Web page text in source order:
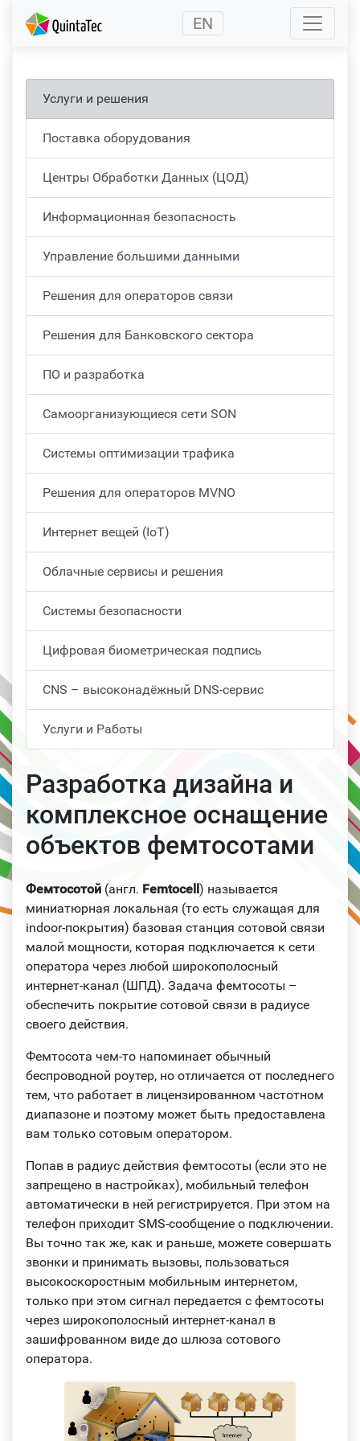
(current) EN
Услуги и решения
Поставка оборудования
Центры Обработки Данных (ЦОД)
Информационная безопасность
Управление большими данными
Решения для операторов связи
Решения для Банковского сектора
ПО и разработка
Самоорганизующиеся сети SON
Системы оптимизации трафика
Решения для операторов MVNO
Интернет вещей (IoT)
Облачные сервисы и решения
Системы безопасности
Цифровая биометрическая подпись
CNS – высоконадёжный DNS-сервис
Услуги и Работы
Разработка дизайна и
комплексное оснащение
объектов фемтосотами
Фемтосотой (англ. Femtocell) называется
миниатюрная локальная (то есть служащая для
indoor-покрытия) базовая станция сотовой связи
малой мощности, которая подключается к сети
оператора через любой широкополосный
интернет-канал (ШПД). Задача фемтосоты –
обеспечить покрытие сотовой связи в радиусе
своего действия.
Фемтосота чем-то напоминает обычный
беспроводной роутер, но отличается от последнего
тем, что работает в лицензированном частотном
диапазоне и поэтому может быть предоставлена
вам только сотовым оператором.
Попав в радиус действия фемтосоты (если это не
запрещено в настройках), мобильный телефон
автоматически в ней регистрируется. При этом на
телефон приходит SMS-сообщение о подключении.
Вы точно так же, как и раньше, можете совершать
звонки и принимать вызовы, пользоваться
высокоскоростным мобильным интернетом,
только при этом сигнал передается с фемтосоты
через широкополосный интернет-канал в
зашифрованном виде до шлюза сотового
оператора.